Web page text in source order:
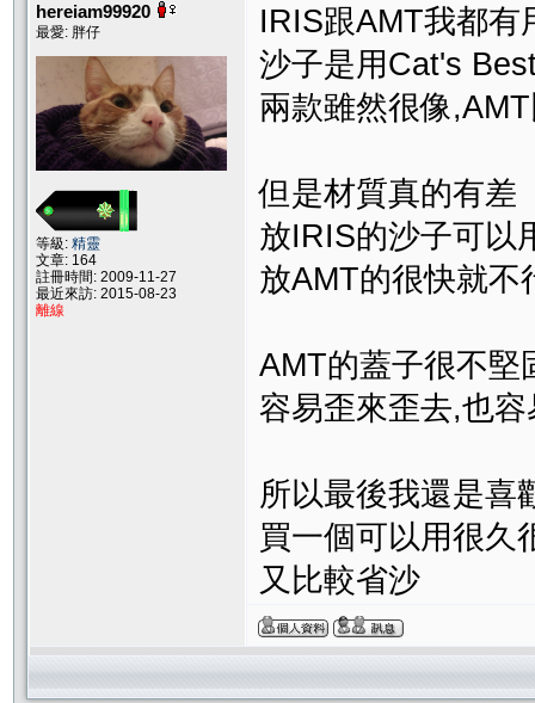
hereiam99920
最愛: 胖仔
等級: 精靈
文章: 164
註冊時間: 2009-11-27
最近來訪: 2015-08-23
離線
IRIS跟AMT我都有
沙子是用Cat's
兩款雖然很像
但是材質真的有差
放IRIS的沙子可以
放AMT的很快就不
AMT的蓋子很不堅
容易歪來歪去,也容
所以最後我還是喜
買一個可以用很久
又比較省沙